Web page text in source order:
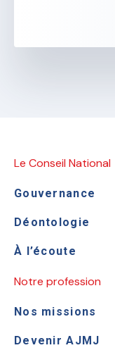
Le Conseil National
Gouvernance
Déontologie
À l’écoute
Notre profession
Nos missions
Devenir AJMJ